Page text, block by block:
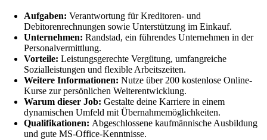
Aufgaben: Verantwortung für Kreditoren- und
Debitorenrechnungen sowie Unterstützung im Einkauf.
Unternehmen: Randstad, ein führendes Unternehmen in der
Personalvermittlung.
Vorteile: Leistungsgerechte Vergütung, umfangreiche
Sozialleistungen und flexible Arbeitszeiten.
Weitere Informationen: Nutze über 200 kostenlose Online-
Kurse zur persönlichen Weiterentwicklung.
Warum dieser Job: Gestalte deine Karriere in einem
dynamischen Umfeld mit Übernahmemöglichkeiten.
Qualifikationen: Abgeschlossene kaufmännische Ausbildung
und gute MS-Office-Kenntnisse.